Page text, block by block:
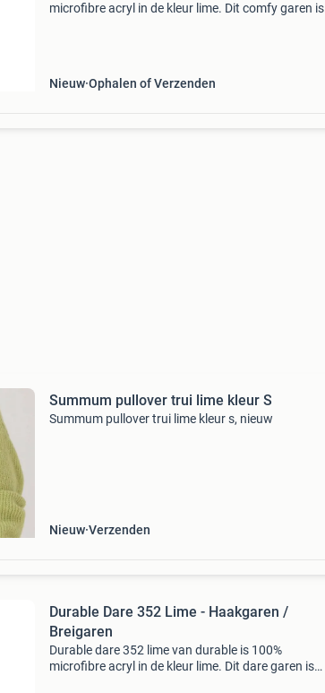
microfibre acryl in de kleur lime. Dit comfy garen is
Nieuw Ophalen of Verzenden
Summum pullover trui lime kleur S
Summum pullover trui lime kleur s, nieuw
Nieuw Verzenden
Durable Dare 352 Lime - Haakgaren /
Breigaren
Durable dare 352 lime van durable is 100%
microfibre acryl in de kleur lime. Dit dare garen is